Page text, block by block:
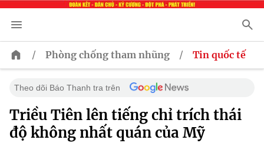
/ Phòng chống tham nhũng / Tin quốc tế
Theo dõi Báo Thanh tra trên
Triều Tiên lên tiếng chỉ trích thái
độ không nhất quán của Mỹ